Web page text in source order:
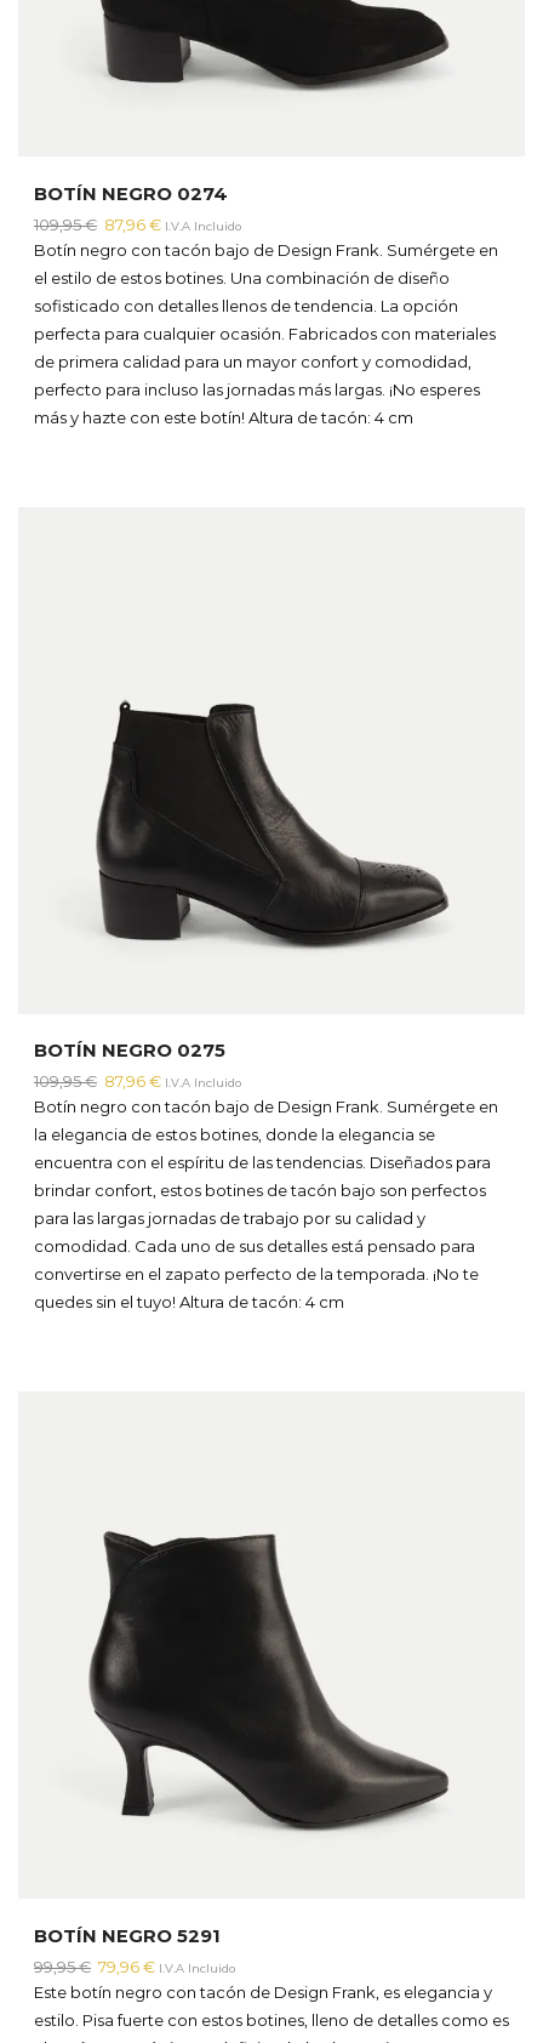
BOTÍN NEGRO 0274
109,95€ El
precio
original
109,95 €.
87,96€El
precio
actual
87,96 €.
I.V.A Incluido
Botín negro con tacón bajo de Design Frank. Sumérgete en
el estilo de estos botines. Una combinación de diseño
sofisticado con detalles llenos de tendencia. La opción
perfecta para cualquier ocasión. Fabricados con materiales
de primera calidad para un mayor confort y comodidad,
perfecto para incluso las jornadas más largas. ¡No esperes
más y hazte con este botín! Altura de tacón: 4 cm
BOTÍN NEGRO 0275
109,95€ El
precio
original
109,95 €.
87,96€El
precio
actual
87,96 €.
I.V.A Incluido
Botín negro con tacón bajo de Design Frank. Sumérgete en
la elegancia de estos botines, donde la elegancia se
encuentra con el espíritu de las tendencias. Diseñados para
brindar confort, estos botines de tacón bajo son perfectos
para las largas jornadas de trabajo por su calidad y
comodidad. Cada uno de sus detalles está pensado para
convertirse en el zapato perfecto de la temporada. ¡No te
quedes sin el tuyo!Altura de tacón: 4 cm
BOTÍN NEGRO 5291
99,95€ El
precio
original
79,96€El
precio
I.V.A Incluido
Este botín negro con tacón de Design Frank, es elegancia y
estilo. Pisa fuerte con estos botines, lleno de detalles como es